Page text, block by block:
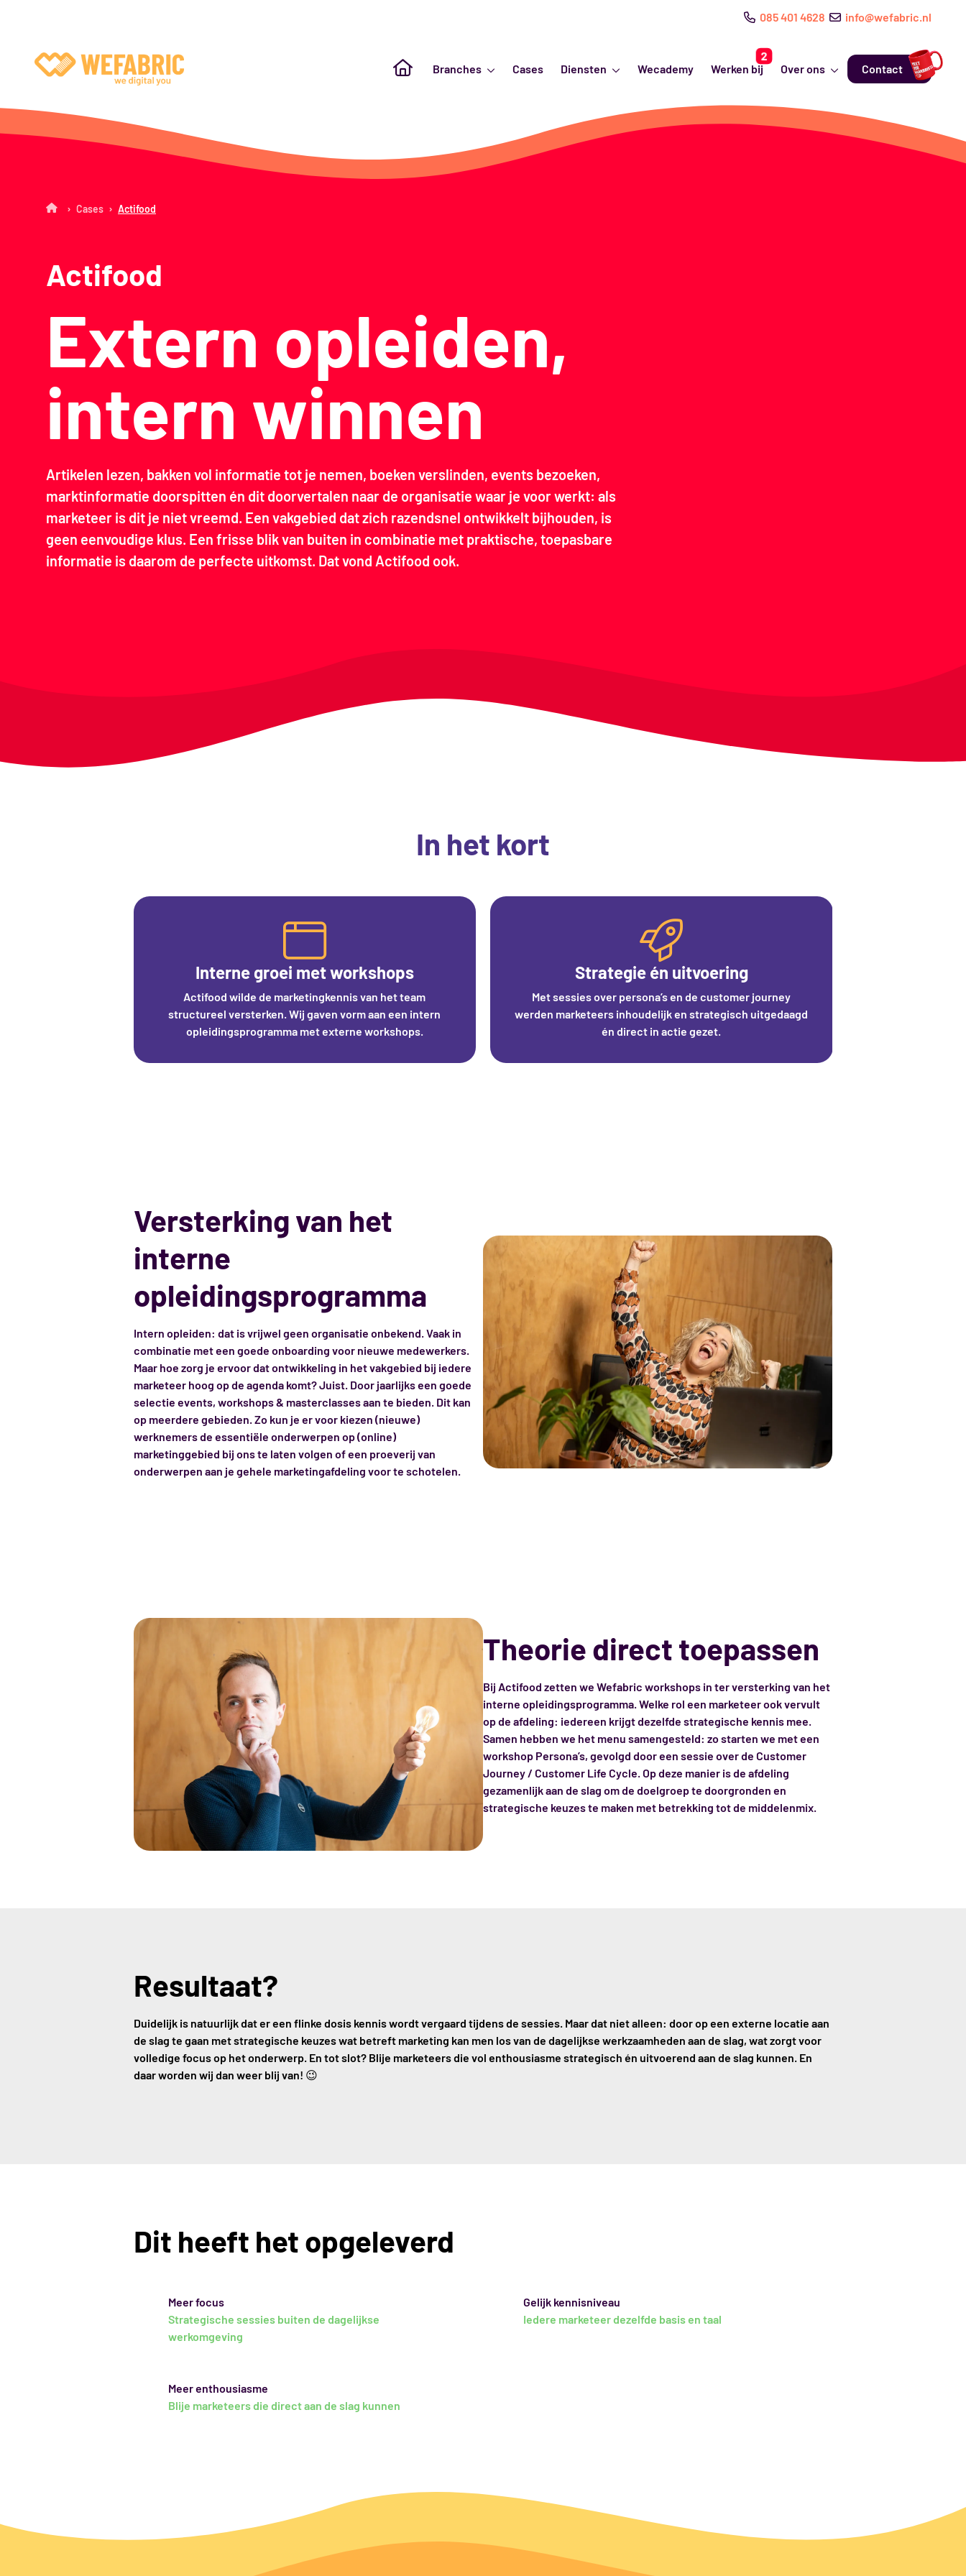
085 401 4628 info@wefabric.nl
Naar de homepagina
Branches Cases Diensten Wecademy Werken bij Over ons Contact
Actifood
Extern opleiden,
intern winnen
Artikelen lezen, bakken vol informatie tot je nemen, boeken verslinden, events bezoeken,
marktinformatie doorspitten én dit doorvertalen naar de organisatie waar je voor werkt: als
marketeer is dit je niet vreemd. Een vakgebied dat zich razendsnel ontwikkelt bijhouden, is
geen eenvoudige klus. Een frisse blik van buiten in combinatie met praktische, toepasbare
informatie is daarom de perfecte uitkomst. Dat vond Actifood ook.
› Cases › Actifood
In het kort
Interne groei met workshops
Actifood wilde de marketingkennis van het team
structureel versterken. Wij gaven vorm aan een intern
opleidingsprogramma met externe workshops.
Strategie én uitvoering
Met sessies over persona’s en de customer journey
werden marketeers inhoudelijk en strategisch uitgedaagd
én direct in actie gezet.
Versterking van het
interne
opleidingsprogramma
Intern opleiden: dat is vrijwel geen organisatie onbekend. Vaak in
combinatie met een goede onboarding voor nieuwe medewerkers.
Maar hoe zorg je ervoor dat ontwikkeling in het vakgebied bij iedere
marketeer hoog op de agenda komt? Juist. Door jaarlijks een goede
selectie events, workshops & masterclasses aan te bieden. Dit kan
op meerdere gebieden. Zo kun je er voor kiezen (nieuwe)
werknemers de essentiële onderwerpen op (online)
marketinggebied bij ons te laten volgen of een proeverij van
onderwerpen aan je gehele marketingafdeling voor te schotelen.
Theorie direct toepassen
Bij Actifood zetten we Wefabric workshops in ter versterking van het
interne opleidingsprogramma. Welke rol een marketeer ook vervult
op de afdeling: iedereen krijgt dezelfde strategische kennis mee.
Samen hebben we het menu samengesteld: zo starten we met een
workshop Persona’s, gevolgd door een sessie over de Customer
Journey / Customer Life Cycle. Op deze manier is de afdeling
gezamenlijk aan de slag om de doelgroep te doorgronden en
strategische keuzes te maken met betrekking tot de middelenmix.
Resultaat?
Duidelijk is natuurlijk dat er een flinke dosis kennis wordt vergaard tijdens de sessies. Maar dat niet alleen: door op een externe locatie aan
de slag te gaan met strategische keuzes wat betreft marketing kan men los van de dagelijkse werkzaamheden aan de slag, wat zorgt voor
volledige focus op het onderwerp. En tot slot? Blije marketeers die vol enthousiasme strategisch én uitvoerend aan de slag kunnen. En
daar worden wij dan weer blij van! 😉
Dit heeft het opgeleverd
Meer focus
Strategische sessies buiten de dagelijkse
werkomgeving
Gelijk kennisniveau
Iedere marketeer dezelfde basis en taal
Meer enthousiasme
Blije marketeers die direct aan de slag kunnen